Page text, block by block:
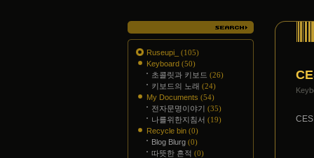
Ruseupi_ (105)
Keyboard (50)
초콜릿과 키보드 (26)
키보드의 노래 (24)
My Documents (54)
전자문명이야기 (35)
나를위한지침서 (19)
Recycle bin (0)
Blog Blurg (0)
따뜻한 흔적 (0)